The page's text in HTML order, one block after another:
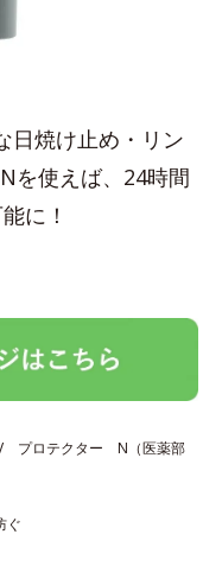
日焼け止め・リン
を使えば、24時間
に！
プロテクター N（医薬部
ぐ